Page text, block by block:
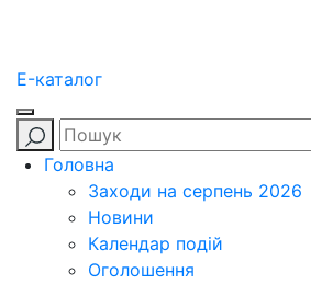
E-каталог
Головна
Заходи на серпень 2026
Новини
Календар подій
Оголошення